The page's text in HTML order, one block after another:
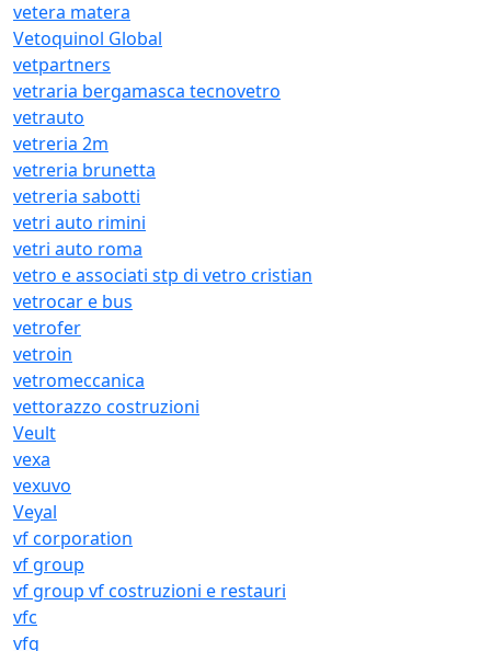
vetera matera
Vetoquinol Global
vetpartners
vetraria bergamasca tecnovetro
vetrauto
vetreria 2m
vetreria brunetta
vetreria sabotti
vetri auto rimini
vetri auto roma
vetro e associati stp di vetro cristian
vetrocar e bus
vetrofer
vetroin
vetromeccanica
vettorazzo costruzioni
Veult
vexa
vexuvo
Veyal
vf corporation
vf group
vf group vf costruzioni e restauri
vfc
vfg